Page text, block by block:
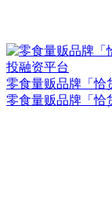
零食量贩品牌「恰
零食量贩品牌「恰